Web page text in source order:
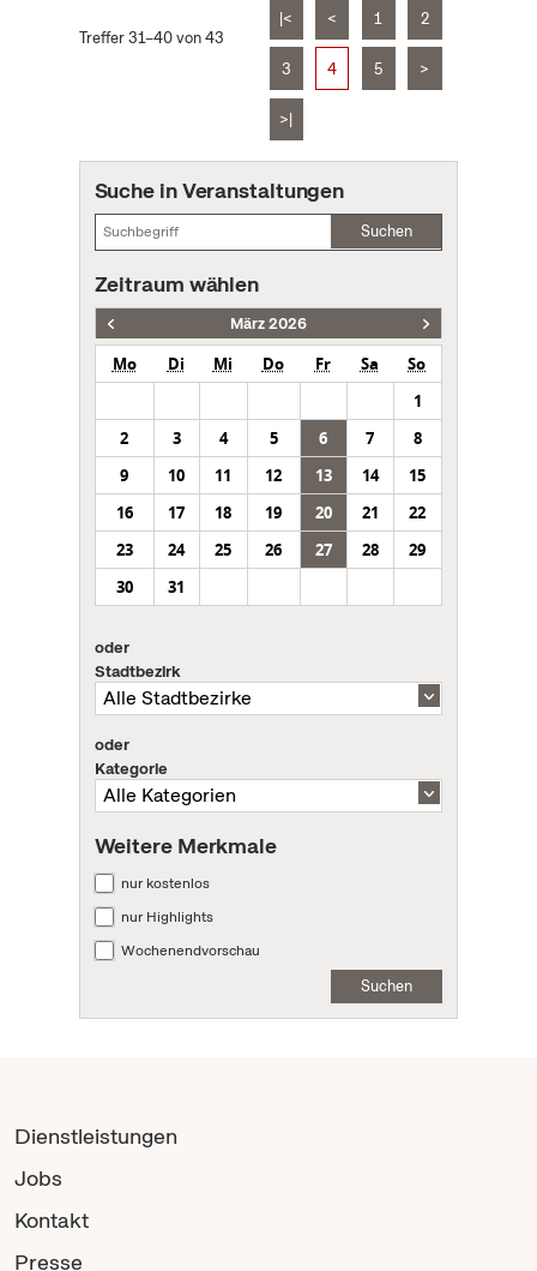
Treffer 31–40 von 43
|< < 1 2
3 4 5 >
>|
Suche in Veranstaltungen
Suchen
Zeitraum wählen
März 2026
Mo Di Mi Do Fr Sa
So
1
2
3 4 5 6 7
8
9
10 11 12 13 14
15
16
17 18 19 20 21
22
23
24 25 26 27 28
29
30
31
oder
Stadtbezirk
oder
Kategorie
Weitere Merkmale
nur kostenlos
nur Highlights
Wochenendvorschau
Suchen
Dienstleistungen
Jobs
Kontakt
Presse